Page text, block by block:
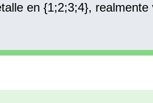
en {1;2;3;4},